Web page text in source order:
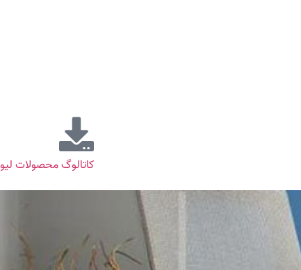
کاتالوگ محصولات لیو